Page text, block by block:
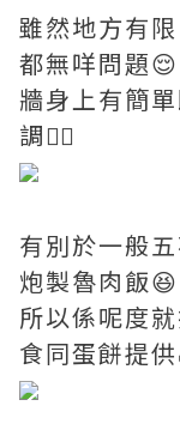
雖然地方有
都無咩問題😌
牆身上有簡
調👍🏼
有別於一般
炮製魯肉飯😆
所以係呢度
食同蛋餅提